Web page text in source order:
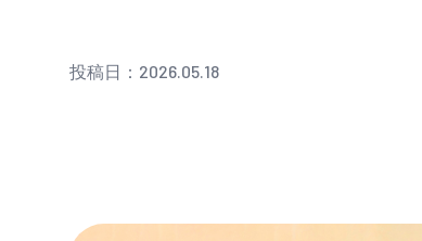
投稿日：2026.05.18